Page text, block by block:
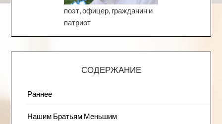
поэт, офицер, гражданин и
патриот
СОДЕРЖАНИЕ
Раннее
Нашим Братьям Меньшим